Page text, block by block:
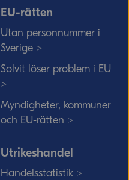
EU-rätten
Utan personnummer i
Sverige >
Solvit löser problem i EU
>
Myndigheter, kommuner
och EU-rätten >
Utrikeshandel
Handelsstatistik >